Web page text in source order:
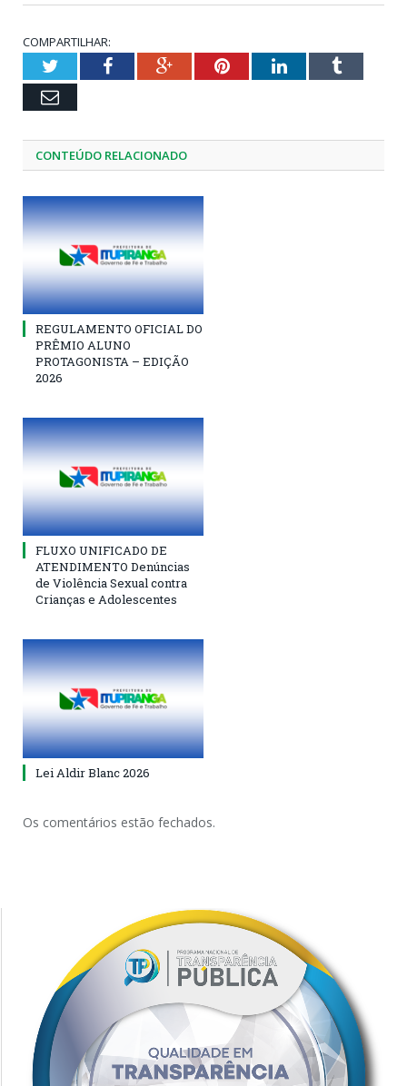
COMPARTILHAR:
TwitterFacebookGoogle+PinterestLinkedInTumblr
Email
CONTEÚDO RELACIONADO
REGULAMENTO OFICIAL DO
PRÊMIO ALUNO
PROTAGONISTA – EDIÇÃO
2026
FLUXO UNIFICADO DE
ATENDIMENTO Denúncias
de Violência Sexual contra
Crianças e Adolescentes
Lei Aldir Blanc 2026
Os comentários estão fechados.